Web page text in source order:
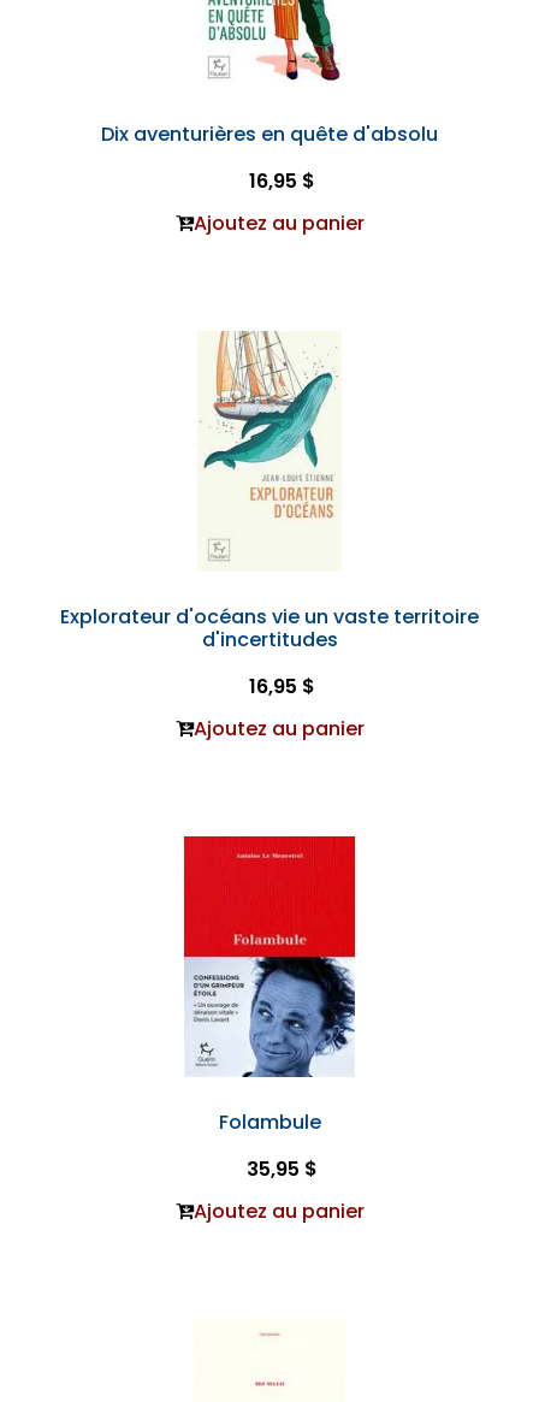
Dix aventurières en quête d'absolu
16,95 $
Ajoutez au panier
Explorateur d'océans vie un vaste territoire
d'incertitudes
16,95 $
Ajoutez au panier
Folambule
35,95 $
Ajoutez au panier